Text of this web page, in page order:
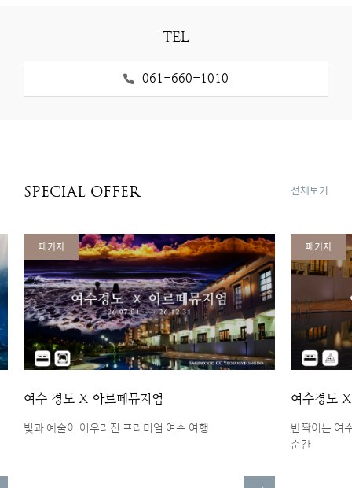
TEL
061-660-1010
SPECIAL OFFER 전체보기
패키지
여수 경도 X 아르떼뮤지엄
빛과 예술이 어우러진 프리미엄 여수 여행
패키지
여수경도
반짝이는 여
순간